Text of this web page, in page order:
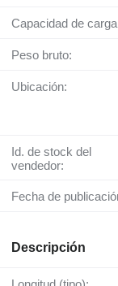
Capacidad de
Peso bruto:
Ubicación:
Id. de stock del
vendedor:
Fecha de
Descripción